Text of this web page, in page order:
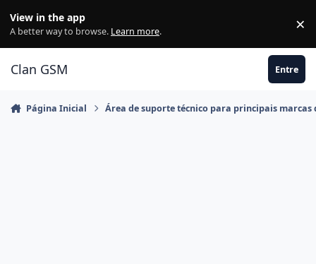
View in the app
A better way to browse. Learn more. ×
Clan GSM Entre
Página Inicial Área de suporte técnico para principais marcas